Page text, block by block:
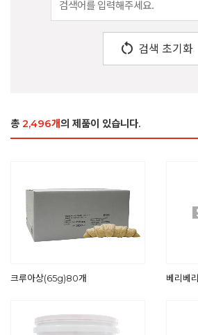
restart_alt 검색 초기화
총 2,496개의 제품이 있습니다.
크루아상(65g)80개 베리베